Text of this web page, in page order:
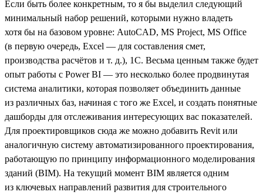
Если быть более конкретным, то я бы выделил следующий
минимальный набор решений, которыми нужно владеть
хотя бы на базовом уровне: AutoCAD, MS Project, MS Office
(в первую очередь, Excel — для составления смет,
производства расчётов и т. д.), 1С. Весьма ценным также будет
опыт работы с Power BI — это несколько более продвинутая
система аналитики, которая позволяет объединить данные
из различных баз, начиная с того же Excel, и создать понятные
дашборды для отслеживания интересующих вас показателей.
Для проектировщиков сюда же можно добавить Revit или
аналогичную систему автоматизированного проектирования,
работающую по принципу информационного моделирования
зданий (BIM). На текущий момент BIM является одним
из ключевых направлений развития для строительного